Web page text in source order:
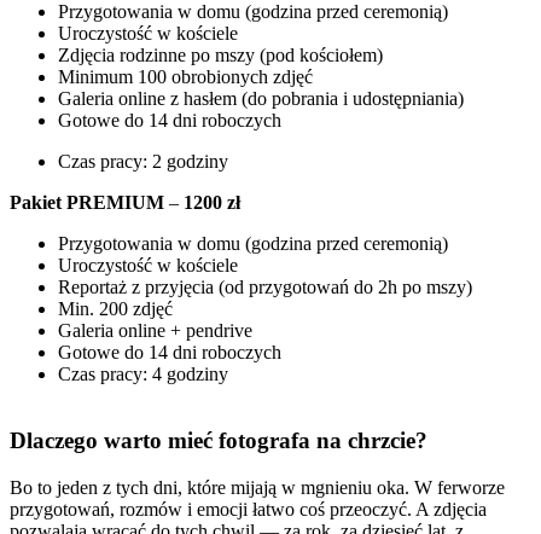
Przygotowania w domu (godzina przed ceremonią)
Uroczystość w kościele
Zdjęcia rodzinne po mszy (pod kościołem)
Minimum 100 obrobionych zdjęć
Galeria online z hasłem (do pobrania i udostępniania)
Gotowe do 14 dni roboczych
Czas pracy: 2 godziny
Pakiet PREMIUM – 1200 zł
Przygotowania w domu (godzina przed ceremonią)
Uroczystość w kościele
Reportaż z przyjęcia (od przygotowań do 2h po mszy)
Min. 200 zdjęć
Galeria online + pendrive
Gotowe do 14 dni roboczych
Czas pracy: 4 godziny
Dlaczego warto mieć fotografa na chrzcie?
Bo to jeden z tych dni, które mijają w mgnieniu oka. W ferworze
przygotowań, rozmów i emocji łatwo coś przeoczyć. A zdjęcia